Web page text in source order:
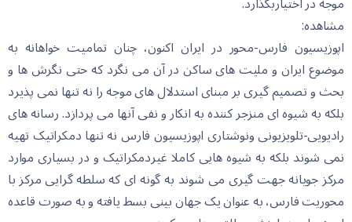
مشاهده:
اپوزیسیون فارس-محور در ایران اکنون، چنان تمامیت خواهانه به
موضوع ایران و ملیت های ساکن در آن می نگرد که حتی نگرش ها و
بحث و تصمیم گیری بر مبنای استدلال های موجه را نه تنها نمی پذیرد
بلکه به شیوه ای منزجر کننده به انکار و نفی آنها می پردازد. رسانه های
رادیویی-تلویزیونی ونوشتاری اپوزیسیون فارس نه تنها دمکراتیک تهیه
نمی شوند بلکه به شیوه هایی کاملا غیردمکراتیک و در بسیاری موارد
مرکز جویانه جهت گیری می شوند به گونه ای که سلطه گرایی مرکز با
محوریت فارس، به عنوان یک جهان بینی بسط یافته و به صورت قاعده